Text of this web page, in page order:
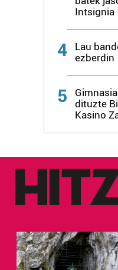
Intsignia
4
Lau
ezberdin
5
dituzte
Kasino